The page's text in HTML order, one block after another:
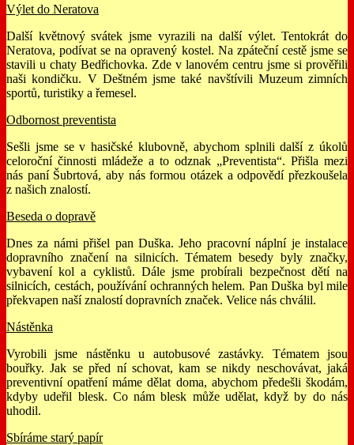
Výlet do Neratova
Další květnový svátek jsme vyrazili na další výlet. Tentokrát do
Neratova, podívat se na opravený kostel. Na zpáteční cestě jsme se
stavili u chaty Bedřichovka. Zde v lanovém centru jsme si prověřili
naši kondičku. V Deštném jsme také navštívili Muzeum zimních
sportů, turistiky a řemesel.
Odbornost preventista
Sešli jsme se v hasičské klubovně, abychom splnili další z úkolů
celoroční činnosti mládeže a to odznak „Preventista“. Přišla mezi
nás paní Šubrtová, aby nás formou otázek a odpovědí přezkoušela
z našich znalostí.
Beseda o dopravě
Dnes za námi přišel pan Duška. Jeho pracovní náplní je instalace
dopravního značení na silnicích. Tématem besedy byly značky,
vybavení kol a cyklistů. Dále jsme probírali bezpečnost dětí na
silnicích, cestách, používání ochranných helem. Pan Duška byl mile
překvapen naší znalostí dopravních značek. Velice nás chválil.
Nástěnka
Vyrobili jsme nástěnku u autobusové zastávky. Tématem jsou
bouřky. Jak se před ní schovat, kam se nikdy neschovávat, jaká
preventivní opatření máme dělat doma, abychom předešli škodám,
kdyby udeřil blesk. Co nám blesk může udělat, když by do nás
uhodil.
Sbíráme starý papír